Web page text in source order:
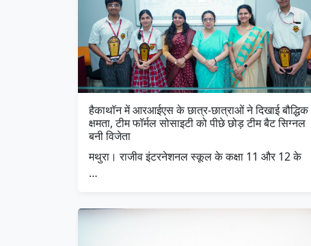
हैकाथॉन में आरआईएस के छात्र-छात्राओं ने दिखाई बौद्धिक
क्षमता, टीम फॉर्मल सोसाइटी को पीछे छोड़ टीम बैट सिग्नल
बनी विजेता
मथुरा। राजीव इंटरनेशनल स्कूल के कक्षा 11 और 12 के
…